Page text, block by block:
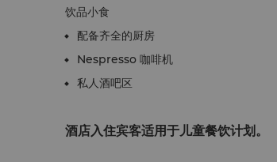
饮品小食
配备齐全的厨房
Nespresso 咖啡机
私人酒吧区
酒店入住宾客适用于儿童餐饮计划。